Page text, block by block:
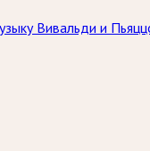
Вивальди и